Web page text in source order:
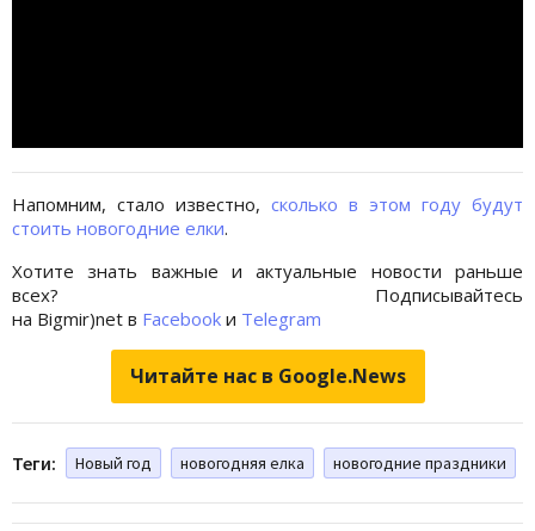
Напомним, стало известно, сколько в этом году будут
стоить новогодние елки.
Хотите знать важные и актуальные новости раньше
всех? Подписывайтесь
на Bigmir)net в Facebook и Telegram
Читайте нас в Google.News
Теги: Новый год новогодняя елка новогодние праздники